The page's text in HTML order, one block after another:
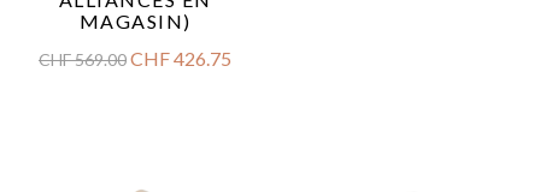
MAGASIN)
CHF569.00CHF426.75